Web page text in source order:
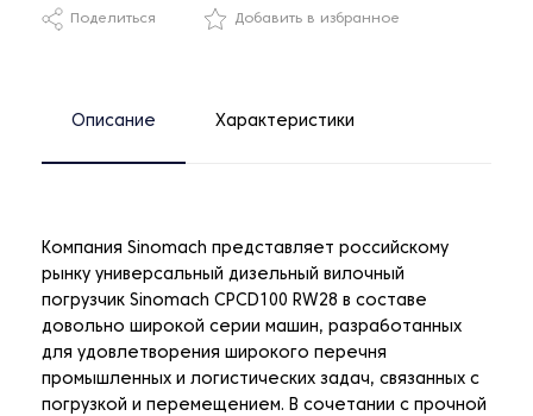
Поделиться Добавить в избранное
Описание Характеристики
Компания Sinomach представляет российскому
рынку универсальный дизельный вилочный
погрузчик Sinomach CPCD100 RW28 в составе
довольно широкой серии машин, разработанных
для удовлетворения широкого перечня
промышленных и логистических задач, связанных с
погрузкой и перемещением. В сочетании с прочной